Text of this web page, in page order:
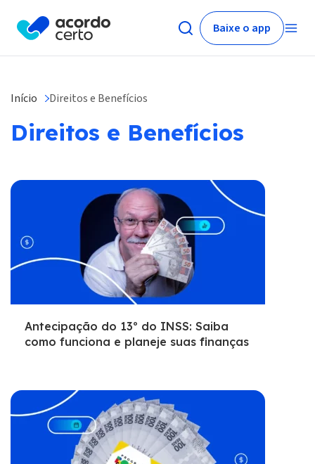
Baixe o app
Início Direitos e Benefícios
Direitos e Benefícios
Antecipação do 13º do INSS: Saiba
como funciona e planeje suas finanças